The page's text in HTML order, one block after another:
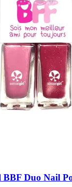
BBF Duo Nail